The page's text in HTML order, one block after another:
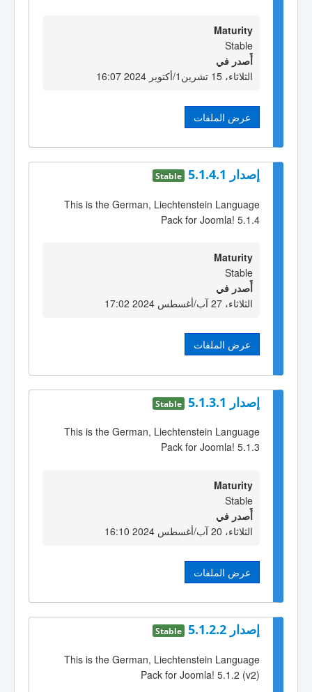
Maturity
Stable
أٌصدر في
الثلاثاء، 15 تشرين1/أكتوير 2024 16:07
عرض الملفات
إصدار 5.1.4.1 Stable
This is the German, Liechtenstein Language
Pack for Joomla! 5.1.4
Maturity
Stable
أٌصدر في
الثلاثاء، 27 آب/أغسطس 2024 17:02
عرض الملفات
إصدار 5.1.3.1 Stable
This is the German, Liechtenstein Language
Pack for Joomla! 5.1.3
Maturity
Stable
أٌصدر في
الثلاثاء، 20 آب/أغسطس 2024 16:10
عرض الملفات
إصدار 5.1.2.2 Stable
This is the German, Liechtenstein Language
Pack for Joomla! 5.1.2 (v2)